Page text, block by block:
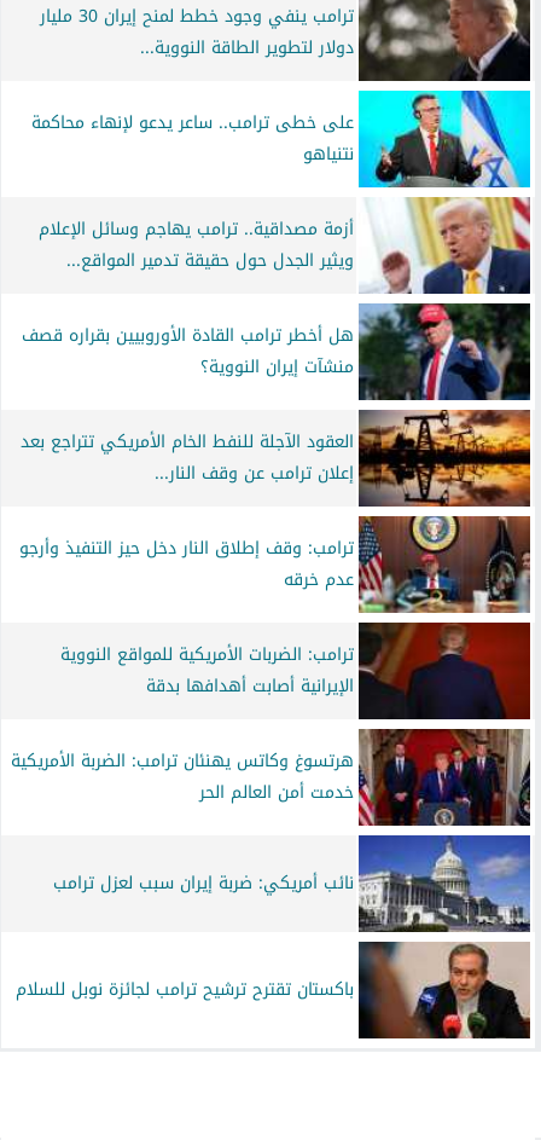
ترامب ينفي وجود خطط لمنح إيران 30 مليار
دولار لتطوير الطاقة النووية...
على خطى ترامب.. ساعر يدعو لإنهاء محاكمة
نتنياهو
أزمة مصداقية.. ترامب يهاجم وسائل الإعلام
ويثير الجدل حول حقيقة تدمير المواقع...
هل أخطر ترامب القادة الأوروبيين بقراره قصف
منشآت إيران النووية؟
العقود الآجلة للنفط الخام الأمريكي تتراجع بعد
إعلان ترامب عن وقف النار...
ترامب: وقف إطلاق النار دخل حيز التنفيذ وأرجو
عدم خرقه
ترامب: الضربات الأمريكية للمواقع النووية
الإيرانية أصابت أهدافها بدقة
هرتسوغ وكاتس يهنئان ترامب: الضربة الأمريكية
خدمت أمن العالم الحر
نائب أمريكي: ضربة إيران سبب لعزل ترامب
باكستان تقترح ترشيح ترامب لجائزة نوبل للسلام